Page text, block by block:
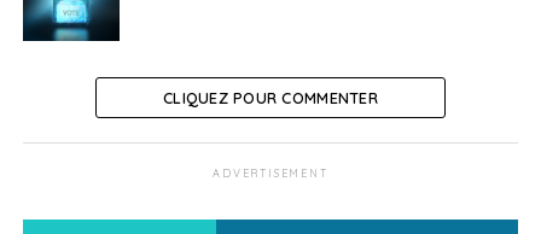
CLIQUEZ POUR COMMENTER
ADVERTISEMENT